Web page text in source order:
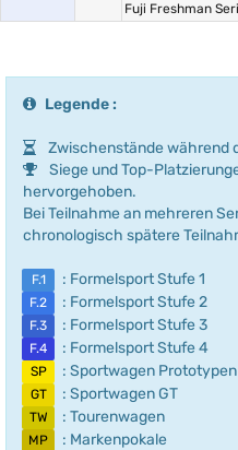
Fuji Freshman
Legende :
Zwischenstände während
Siege und Top-
hervorgehoben.
Bei Teilnahme an mehreren
chronologisch spätere
F.1 : Formelsport Stufe 1
F.2 : Formelsport Stufe 2
F.3 : Formelsport Stufe 3
F.4 : Formelsport Stufe 4
SP : Sportwagen Prototypen
GT : Sportwagen GT
TW : Tourenwagen
MP : Markenpokale